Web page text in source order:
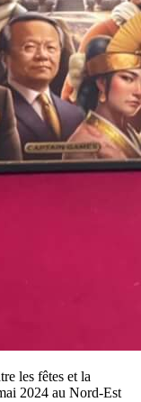
les fêtes et la
2024 au Nord-Est